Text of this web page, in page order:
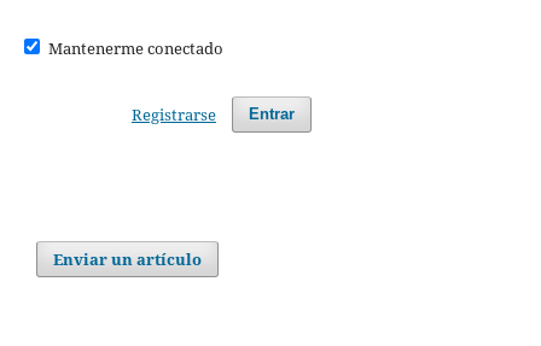
Mantenerme conectado
Entrar
Registrarse
Enviar un artículo